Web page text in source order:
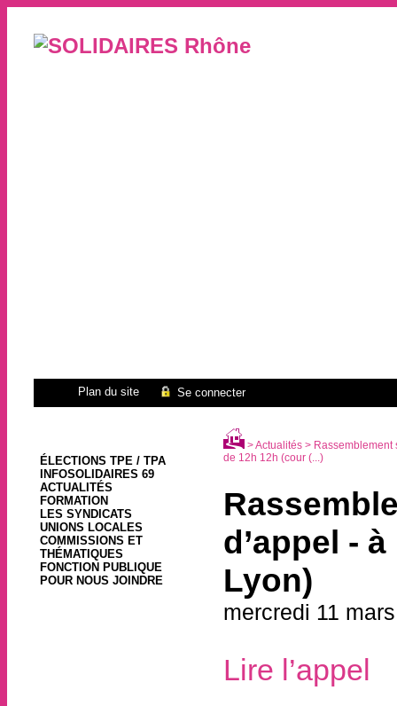
Plan du site Se connecter
ÉLECTIONS TPE / TPA
INFOSOLIDAIRES 69
ACTUALITÉS
FORMATION
LES SYNDICATS
UNIONS LOCALES
COMMISSIONS ET
THÉMATIQUES
FONCTION PUBLIQUE
POUR NOUS JOINDRE
>Actualités> Rassemblement
de 12h 12h (cour (...)
d’appel -
Lyon)
mercredi 11
Lire l’appel